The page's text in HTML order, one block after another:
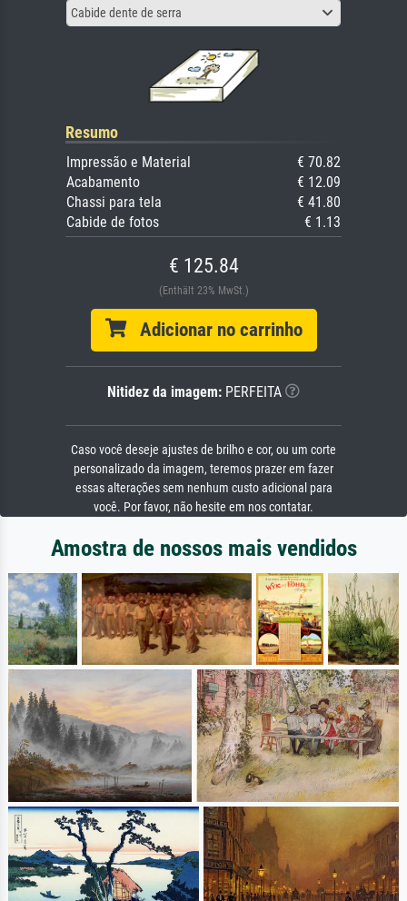
Cabide dente de serra
Resumo
Impressão e Material
€ 70.82
Acabamento
€ 12.09
Chassi para tela
€ 41.80
Cabide de fotos
€ 1.13
€ 125.84
(Enthält 23% MwSt.)
Adicionar no carrinho
Nitidez da imagem: PERFEITA
Caso você deseje ajustes de brilho e cor, ou um corte
personalizado da imagem, teremos prazer em fazer
essas alterações sem nenhum custo adicional para
você. Por favor, não hesite em nos contatar.
Amostra de nossos mais vendidos